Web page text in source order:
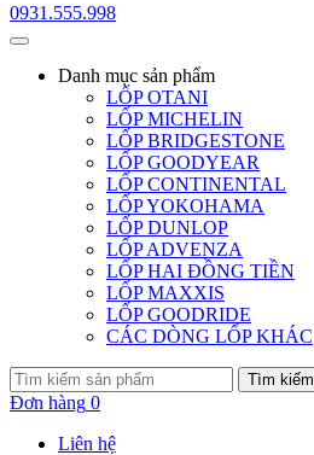
0931.555.998
Danh mục sản phẩm
LỐP OTANI
LỐP MICHELIN
LỐP BRIDGESTONE
LỐP GOODYEAR
LỐP CONTINENTAL
LỐP YOKOHAMA
LỐP DUNLOP
LỐP ADVENZA
LỐP HAI ĐỒNG TIỀN
LỐP MAXXIS
LỐP GOODRIDE
CÁC DÒNG LỐP KHÁC
Tìm kiếm
Đơn hàng 0
Liên hệ